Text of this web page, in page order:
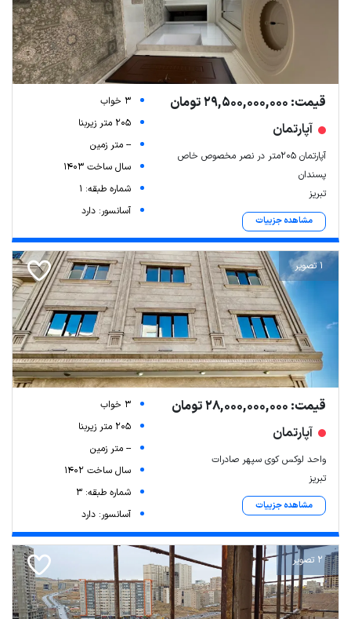
قیمت: 29,500,000,000 تومان
آپارتمان
آپارتمان ۲۰۵متر در نصر مخصوص خاص
پسندان
تبریز
مشاهده جزییات
3 خواب
205 متر زیربنا
-- متر زمین
سال ساخت 1403
شماره طبقه: 1
آسانسور: دارد
1 تصویر
قیمت: 28,000,000,000 تومان
آپارتمان
واحد لوکس کوی سپهر صادرات
تبریز
مشاهده جزییات
3 خواب
205 متر زیربنا
-- متر زمین
سال ساخت 1402
شماره طبقه: 3
آسانسور: دارد
2 تصویر